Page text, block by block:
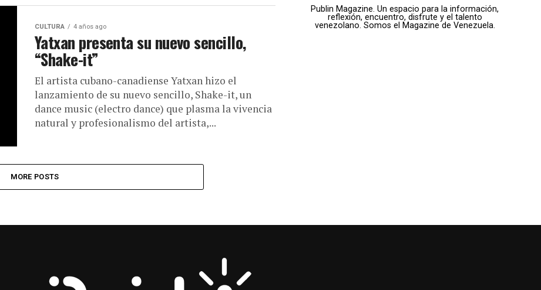
CULTURA 4 años ago
Yatxan presenta su nuevo sencillo,
“Shake-it”
El artista cubano-canadiense Yatxan hizo el
lanzamiento de su nuevo sencillo, Shake-it, un
dance music (electro dance) que plasma la vivencia
natural y profesionalismo del artista,...
MORE POSTS
Publin Magazine. Un espacio para la información,
reflexión, encuentro, disfrute y el talento
venezolano. Somos el Magazine de Venezuela.